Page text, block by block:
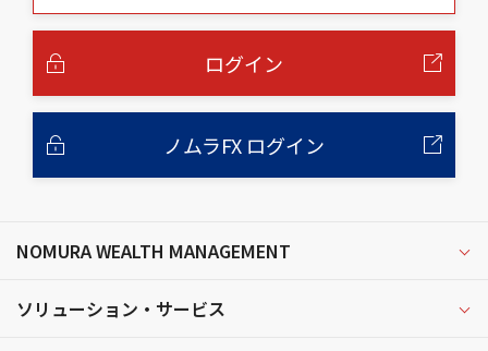
ログイン
ノムラFX ログイン
NOMURA WEALTH MANAGEMENT
ソリューション・サービス